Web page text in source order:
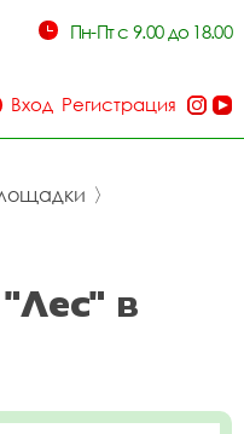
Пн-Пт с 9.00 до 18.00
Вход Регистрация
〉
в